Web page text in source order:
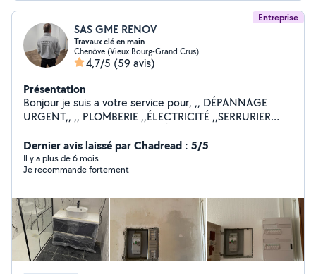
Entreprise
SAS GME RENOV
Travaux clé en main
Chenôve (Vieux Bourg-Grand Crus)
4,7/5 (59 avis)
Présentation
Bonjour je suis a votre service pour, ,, DÉPANNAGE
URGENT,, ,, PLOMBERIE ,,ÉLECTRICITÉ ,,SERRURIER
,,POSE DE PARQUET ,,MONTAGE DES MEUBLES EN KIT
,,POSE DE CUISINE ,,CARRELAGE ,,MAÇONNERIE
,,POSE VELUX ,,POSE PORTE ET FENÊTRE INTÉRIEUR
,,DÉMOLITION / Enlèvement gravats ,,TOUT CORPS DE
MÉTIER Tout les jours 7j/7 jours férié également
Horaires : 08:00 - 22:00 Au plaisir je vous rendrai
service
Dernier avis laissé par Chadread : 5/5
Il y a plus de 6 mois
Je recommande fortement